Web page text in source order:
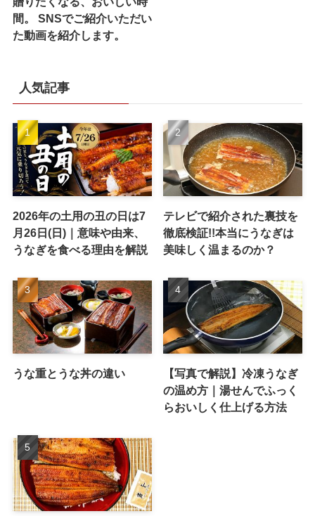
間。 SNSでご紹介いただい
た動画を紹介します。
人気記事
2026年の土用の丑の日は7
月26日(日)｜意味や由来、
うなぎを食べる理由を解説
テレビで紹介された裏技を
徹底検証!!本当にうなぎは
美味しく温まるのか？
うな重とうな丼の違い
【写真で解説】冷凍うなぎ
の温め方｜湯せんでふっく
らおいしく仕上げる方法